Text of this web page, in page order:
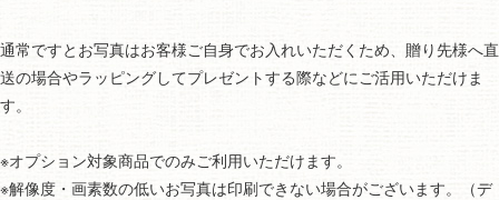
通常ですとお写真はお客様ご自身でお入れいただくため、贈り先様へ直
送の場合やラッピングしてプレゼントする際などにご活用いただけま
す。
※オプション対象商品でのみご利用いただけます。
※解像度・画素数の低いお写真は印刷できない場合がございます。（デ